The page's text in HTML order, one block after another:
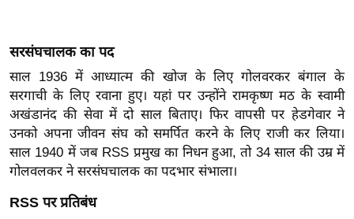
यं
इं
डि
या
सा
हि
त्य
सरसंघचालक का पद
साल 1936 में आध्यात्म की खोज के लिए गोलवरकर बंगाल के
सरगाची के लिए रवाना हुए। यहां पर उन्होंने रामकृष्ण मठ के स्वामी
अखंडानंद की सेवा में दो साल बिताए। फिर वापसी पर हेडगेवार ने
उनको अपना जीवन संघ को समर्पित करने के लिए राजी कर लिया।
साल 1940 में जब RSS प्रमुख का निधन हुआ, तो 34 साल की उम्र में
गोलवलकर ने सरसंघचालक का पदभार संभाला।
RSS पर प्रतिबंध